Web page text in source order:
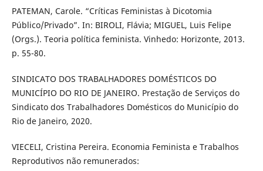
PATEMAN, Carole. “Críticas Feministas à Dicotomia
Público/Privado”. In: BIROLI, Flávia; MIGUEL, Luis Felipe
(Orgs.). Teoria política feminista. Vinhedo: Horizonte, 2013.
p. 55-80.
SINDICATO DOS TRABALHADORES DOMÉSTICOS DO
MUNICÍPIO DO RIO DE JANEIRO. Prestação de Serviços do
Sindicato dos Trabalhadores Domésticos do Município do
Rio de Janeiro, 2020.
VIECELI, Cristina Pereira. Economia Feminista e Trabalhos
Reprodutivos não remunerados: